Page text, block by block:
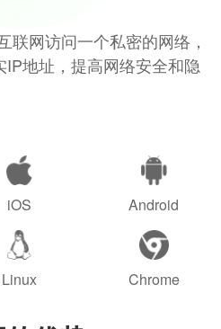
联网访问一个私密的网络，
地址，提高网络安全和隐
iOS Android
Linux Chrome